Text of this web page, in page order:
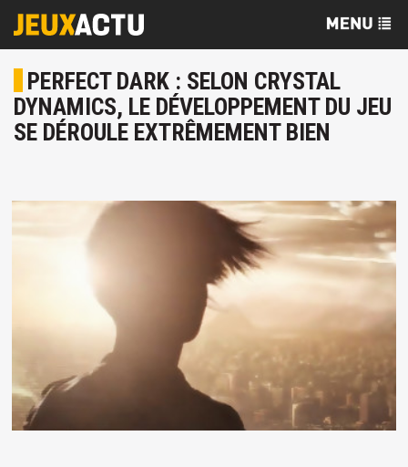
PERFECT DARK : SELON CRYSTAL
DYNAMICS, LE DÉVELOPPEMENT DU JEU
SE DÉROULE EXTRÊMEMENT BIEN